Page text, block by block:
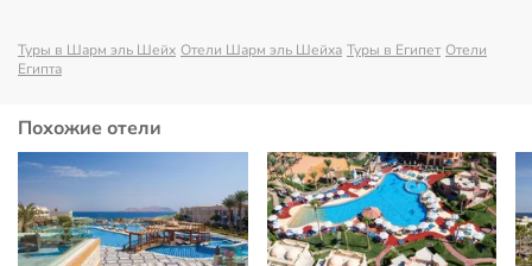
Туры в Шарм эль Шейх Отели Шарм эль Шейха Туры в Египет Отели
Египта
Похожие отели